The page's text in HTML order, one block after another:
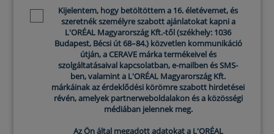
elérjük a felnőttkort. Ez azonban nem mindenkinél van
így. Ha makacs mitesszerekkel küzdünk, fontos, hogy
ne feledjük, nem vagyunk egyedül. Íme néhány a
bőrápolási tippekközül, amelyek segítenek
megelőzni a mitesszereket és minimalizálni
megjelenésüket.
Válasszunk enyhe tisztítószert az
Newsletter policy
Kijelentem, hogy betöltöttem a 16. életévemet, és
szeretnék személyre szabott ajánlatokat kapni a
L'ORÉAL Magyarország Kft.-től (székhely: 1036
Budapest, Bécsi út 68–84.) közvetlen kommunikáció
útján, a CERAVE márka termékeivel és
szolgáltatásaival kapcsolatban, e-mailben és SMS-
ben, valamint a L'ORÉAL Magyarország Kft.
márkáinak az érdeklődési körömre szabott hirdetései
révén, amelyek partnerweboldalakon és a közösségi
médiában jelennek meg.
Az Ön által megadott adatokat a L'ORÉAL